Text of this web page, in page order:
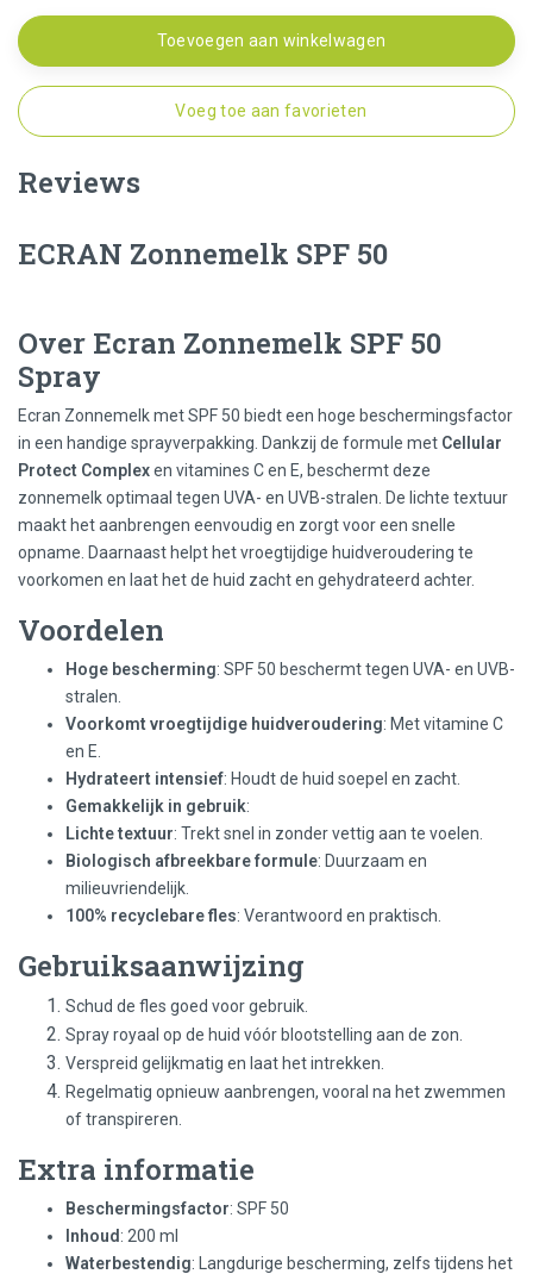
Toevoegen aan winkelwagen
Voeg toe aan favorieten
Reviews
ECRAN Zonnemelk SPF 50
Over Ecran Zonnemelk SPF 50
Spray
Ecran Zonnemelk met SPF 50 biedt een hoge beschermingsfactor
in een handige sprayverpakking. Dankzij de formule met Cellular
Protect Complexen vitamines C en E, beschermt deze
zonnemelk optimaal tegen UVA- en UVB-stralen. De lichte textuur
maakt het aanbrengen eenvoudig en zorgt voor een snelle
opname. Daarnaast helpt het vroegtijdige huidveroudering te
voorkomen en laat het de huid zacht en gehydrateerd achter.
Voordelen
Hoge bescherming: SPF 50 beschermt tegen UVA- en UVB-
stralen.
Voorkomt vroegtijdige huidveroudering: Met vitamine C
en E.
Hydrateert intensief: Houdt de huid soepel en zacht.
Gemakkelijk in gebruik:
Lichte textuur: Trekt snel in zonder vettig aan te voelen.
Biologisch afbreekbare formule: Duurzaam en
milieuvriendelijk.
100% recyclebare fles: Verantwoord en praktisch.
Gebruiksaanwijzing
Schud de fles goed voor gebruik.
Spray royaal op de huid vóór blootstelling aan de zon.
Verspreid gelijkmatig en laat het intrekken.
Regelmatig opnieuw aanbrengen, vooral na het zwemmen
of transpireren.
Extra informatie
Beschermingsfactor: SPF 50
Inhoud : 200 ml
Waterbestendig: Langdurige bescherming, zelfs tijdens het